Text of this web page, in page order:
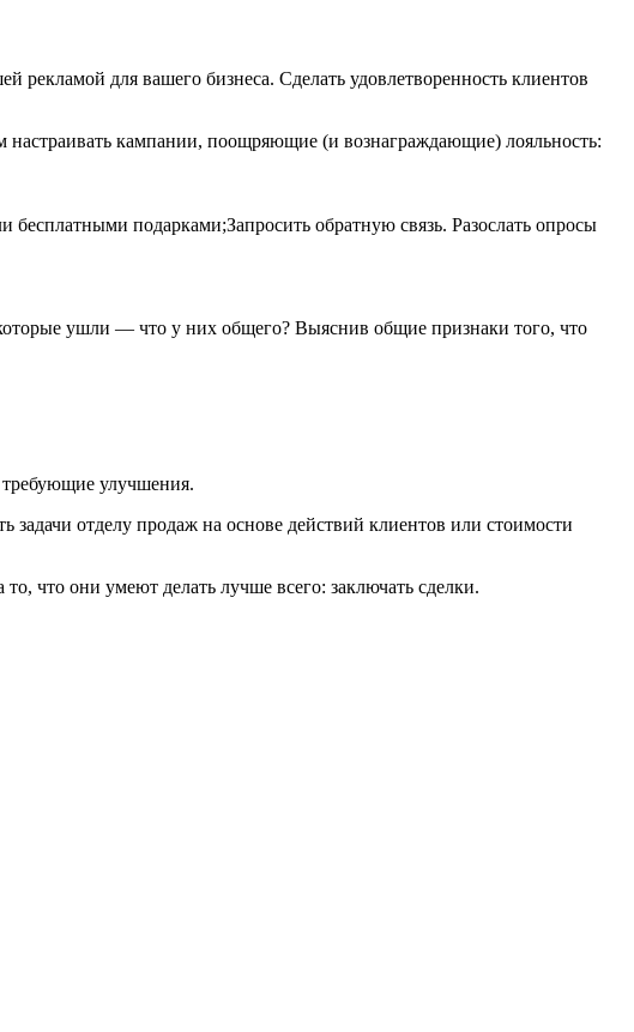
для вашего бизнеса. Сделать удовлетворенность клиентов
настраивать кампании, поощряющие (и вознаграждающие) лояльность:
подарками;Запросить обратную связь. Разослать опросы
ушли — что у них общего? Выяснив общие признаки того, что
требующие улучшения.
задачи отделу продаж на основе действий клиентов или стоимости
что они умеют делать лучше всего: заключать сделки.